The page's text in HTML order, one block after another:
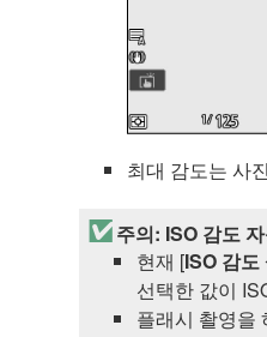
최대 감도는 사
주의: ISO 감도
현재 [ISO 감도
선택한 값이
플래시 촬영을